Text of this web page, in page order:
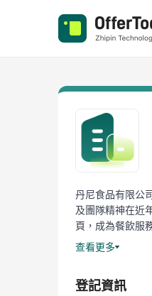
丹尼食品有限公
及團隊精神在近
頁，成為餐飲服
丹尼食品一直
查看更多
登記資訊